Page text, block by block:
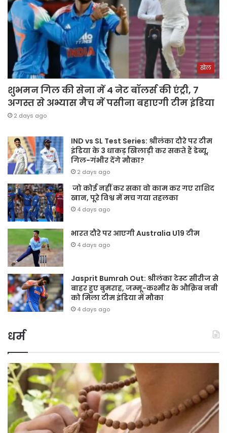
खेल
शुभमन गिल की सेना में 4 नेट बॉलर्स की एंट्री, 7
अगस्त से अभ्यास मैच में पसीना बहाएगी टीम इंडिया
2 days ago
IND vs SL Test Series: श्रीलंका दौरे पर टीम
इंडिया के 3 धाकड़ खिलाड़ी कर सकते हैं डेब्यू,
गिल-गंभीर देंगे मौका?
2 days ago
जो कोई नहीं कर सका वो काम कर गए राशिद
खान, पूरे विश्व में मच गया तहलका
4 days ago
भारत दौरे पर आएगी Australia U19 टीम
4 days ago
Jasprit Bumrah Out: श्रीलंका टेस्ट सीरीज से
बाहर हुए बुमराह, जम्मू-कश्मीर के औक़िब नबी
को मिला टीम इंडिया में मौका
4 days ago
धर्म